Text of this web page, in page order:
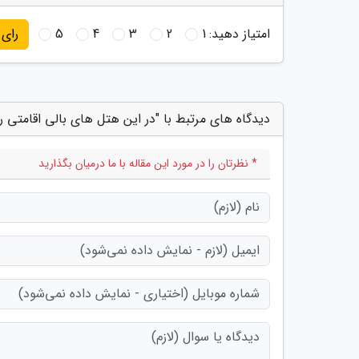
امتیاز دهید:1
2
3
4
5 رای
دیدگاه های مرتبط با "در این هتل های بالی اقامتی
* نظرتان را در مورد این مقاله با ما درمیان بگذارید